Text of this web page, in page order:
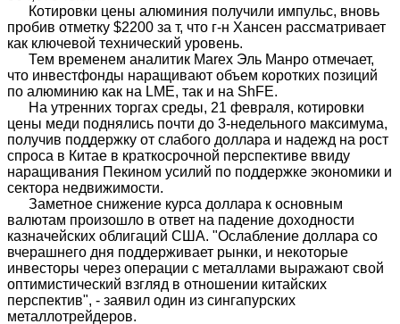
Котировки цены алюминия получили импульс, вновь
пробив отметку $2200 за т, что г-н Хансен рассматривает
как ключевой технический уровень.
Тем временем аналитик Marex Эль Манро отмечает,
что инвестфонды наращивают объем коротких позиций
по алюминию как на LME, так и на ShFE.
На утренних торгах среды, 21 февраля, котировки
цены меди поднялись почти до 3-недельного максимума,
получив поддержку от слабого доллара и надежд на рост
спроса в Китае в краткосрочной перспективе ввиду
наращивания Пекином усилий по поддержке экономики и
сектора недвижимости.
Заметное снижение курса доллара к основным
валютам произошло в ответ на падение доходности
казначейских облигаций США. "Ослабление доллара со
вчерашнего дня поддерживает рынки, и некоторые
инвесторы через операции с металлами выражают свой
оптимистический взгляд в отношении китайских
перспектив", - заявил один из сингапурских
металлотрейдеров.